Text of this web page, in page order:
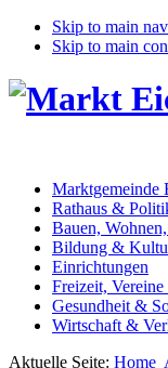
Skip to main
Skip to main
Marktgemeinde
Rathaus &
Bauen,
Bildung &
Einrichtungen
Freizeit,
Gesundheit &
Wirtschaft &
Aktuelle Seite: Home